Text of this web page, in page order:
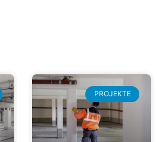
PROJEKTE